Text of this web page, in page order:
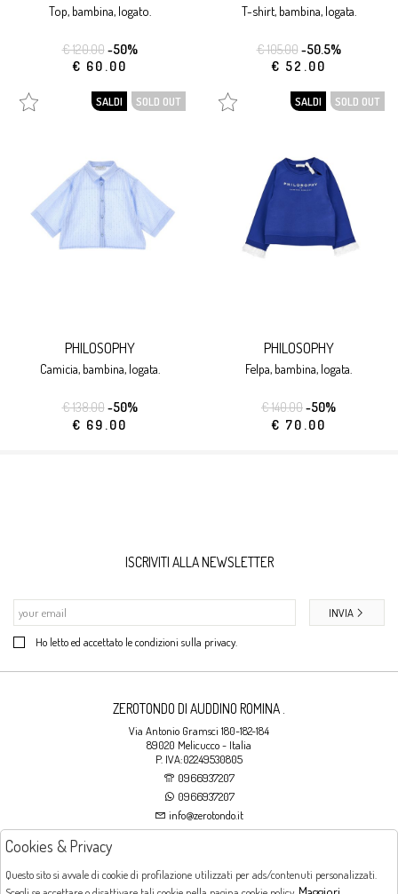
top, bambina, logato.
€ 120.00-50%
€ 60.00
t-shirt, bambina, logata.
€ 105.00-50.5%
€ 52.00
SALDI SOLD OUT
PHILOSOPHY
camicia, bambina, logata.
€ 138.00-50%
€ 69.00
SALDI SOLD OUT
PHILOSOPHY
felpa, bambina, logata.
€ 140.00-50%
€ 70.00
ISCRIVITI ALLA NEWSLETTER
Ho letto ed accettato le condizioni sulla privacy.
INVIA
ZEROTONDO DI AUDDINO ROMINA .
Via Antonio Gramsci 180-182-184
89020 Melicucco - Italia
P. IVA:02249530805
0966937207
0966937207
info@zerotondo.it
Cookies & Privacy
Questo sito si avvale di cookie di profilazione utilizzati per ads/contenuti personalizzati.